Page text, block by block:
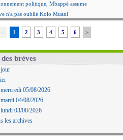
politique, Mbappé assume
n'a pas oublié Kolo Muani
l'avertissement de Roy
pour l'après-Lorenzi
ouvre la porte
ratera la finale contre le PSG
réactive la piste Abline
< 1 2 3 4 5 6 >
brèves
05/08/2026
04/08/2026
03/08/2026
les archives